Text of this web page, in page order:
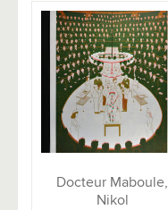
Docteur Maboule,
Nikol